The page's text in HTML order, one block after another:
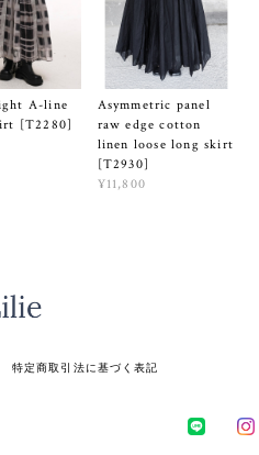
A-line
[T2280]
Asymmetric panel
raw edge cotton
linen loose long skirt
[T2930]
¥11,800
特定商取引法に基づく表記